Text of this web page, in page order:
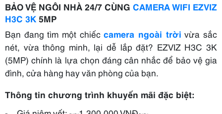
BẢO VỆ NGÔI NHÀ 24/7 CÙNG CAMERA WIFI EZVIZ
H3C 3K 5MP
Bạn đang tìm một chiếccamera ngoài trời vừa sắc
nét, vừa thông minh, lại dễ lắp đặt? EZVIZ H3C 3K
(5MP) chính là lựa chọn đáng cân nhắc để bảo vệ gia
đình, cửa hàng hay văn phòng của bạn.
Thông tin chương trình khuyến mãi đặc biệt: